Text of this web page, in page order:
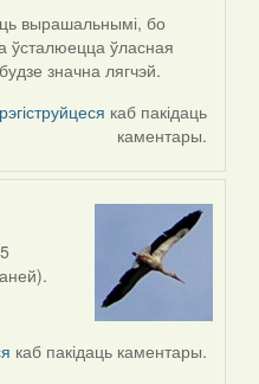
вырашальнымі, бо
ўсталюецца ўласная
значна лягчэй.
каб пакідаць
каментары.
каб пакідаць каментары.